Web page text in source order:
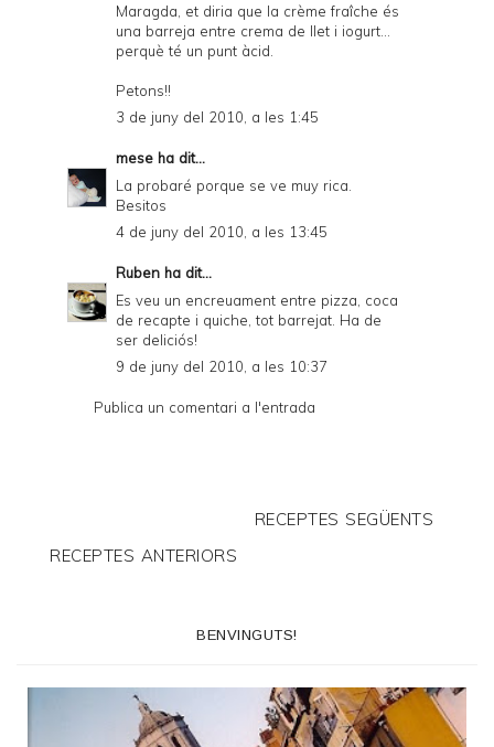
Maragda, et diria que la crème fraîche és
una barreja entre crema de llet i iogurt...
perquè té un punt àcid.
Petons!!
3 de juny del 2010, a les 1:45
mese ha dit...
La probaré porque se ve muy rica.
Besitos
4 de juny del 2010, a les 13:45
Ruben ha dit...
Es veu un encreuament entre pizza, coca
de recapte i quiche, tot barrejat. Ha de
ser deliciós!
9 de juny del 2010, a les 10:37
Publica un comentari a l'entrada
RECEPTES SEGÜENTS
RECEPTES ANTERIORS
BENVINGUTS!